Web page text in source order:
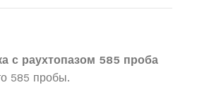
с раухтопазом 585 проба
585 пробы.